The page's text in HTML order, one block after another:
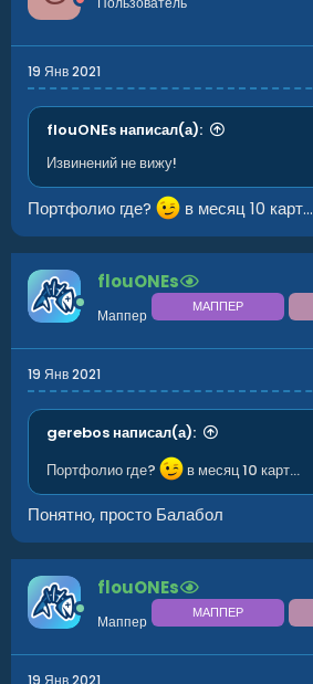
19 Янв 2021
flouONEs написал(а):
Извинений не вижу!
Портфолио где? в месяц 10 карт...
flouONEs
Маппер МАППЕР
19 Янв 2021
gerebos написал(а):
Портфолио где?
в месяц 10 карт...
Понятно, просто Балабол
flouONEs
Маппер МАППЕР
19 Янв 2021